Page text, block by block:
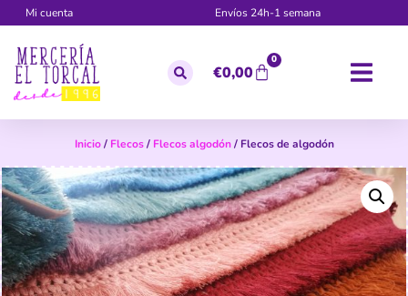
Mi cuenta Envíos 24h-1 semana
€0,00
0
Inicio/ Flecos/ Flecos algodón/ Flecos de algodón